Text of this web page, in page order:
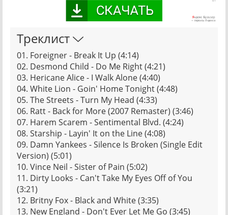
Треклист
01. Foreigner - Break It Up (4:14)
02. Desmond Child - Do Me Right (4:21)
03. Hericane Alice - I Walk Alone (4:40)
04. White Lion - Goin' Home Tonight (4:48)
05. The Streets - Turn My Head (4:33)
06. Ratt - Back for More (2007 Remaster) (3:46)
07. Harem Scarem - Sentimental Blvd. (4:24)
08. Starship - Layin' It on the Line (4:08)
09. Damn Yankees - Silence Is Broken (Single Edit
Version) (5:01)
10. Vince Neil - Sister of Pain (5:02)
11. Dirty Looks - Can't Take My Eyes Off of You
(3:21)
12. Britny Fox - Black and White (3:35)
13. New England - Don't Ever Let Me Go (3:45)